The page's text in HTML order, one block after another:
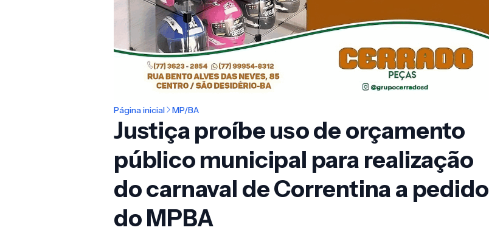
Página inicial MP/BA
Justiça proíbe uso de orçamento
público municipal para realização
do carnaval de Correntina a pedido
do MPBA